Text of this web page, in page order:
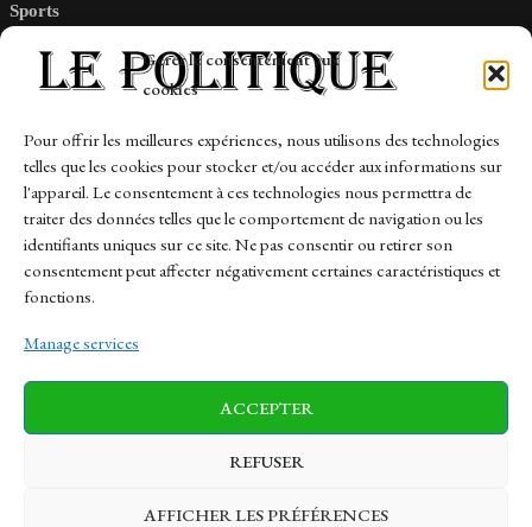
Gérer le consentement aux
cookies
Pour offrir les meilleures expériences, nous utilisons des technologies
telles que les cookies pour stocker et/ou accéder aux informations sur
l'appareil. Le consentement à ces technologies nous permettra de
traiter des données telles que le comportement de navigation ou les
identifiants uniques sur ce site. Ne pas consentir ou retirer son
consentement peut affecter négativement certaines caractéristiques et
fonctions.
Manage services
ACCEPTER
REFUSER
AFFICHER LES PRÉFÉRENCES
Sports
Links
Contact
Sitemap
News Finance-Marches Politics
Business Tech Health Sports Travel
© 1997-2026 - lepolitique.net. All Rights Reserved.